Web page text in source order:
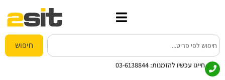
חיפוש
חייגו עכשיו להזמנות: 03-6138844